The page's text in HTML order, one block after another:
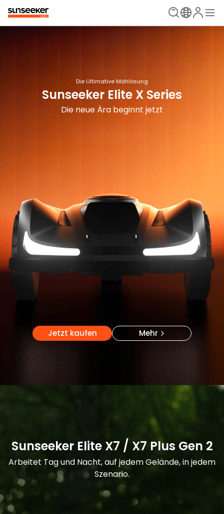
Die Ultimative Mählösung
Sunseeker Elite X Series
Die neue Ära beginnt jetzt
Jetzt kaufen Mehr
Hinlegen und loslegen
Sunseeker Elite X7 / X7 Plus Gen 2
Arbeitet Tag und Nacht, auf jedem Gelände, in jedem
Szenario.